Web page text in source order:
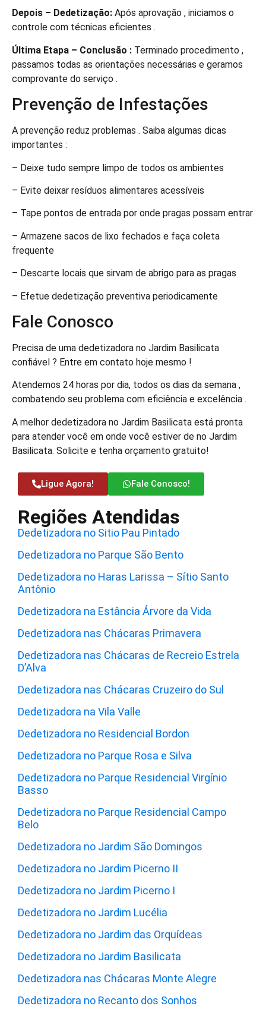
Depois – Dedetização: Após aprovação , iniciamos o
controle com técnicas eficientes .
Última Etapa – Conclusão : Terminado procedimento ,
passamos todas as orientações necessárias e geramos
comprovante do serviço .
Prevenção de Infestações
A prevenção reduz problemas . Saiba algumas dicas
importantes :
– Deixe tudo sempre limpo de todos os ambientes
– Evite deixar resíduos alimentares acessíveis
– Tape pontos de entrada por onde pragas possam entrar
– Armazene sacos de lixo fechados e faça coleta
frequente
– Descarte locais que sirvam de abrigo para as pragas
– Efetue dedetização preventiva periodicamente
Fale Conosco
Precisa de uma dedetizadora no Jardim Basilicata
confiável ? Entre em contato hoje mesmo !
Atendemos 24 horas por dia, todos os dias da semana ,
combatendo seu problema com eficiência e excelência .
A melhor dedetizadora no Jardim Basilicata está pronta
para atender você em onde você estiver de no Jardim
Basilicata. Solicite e tenha orçamento gratuito!
Ligue Agora! Fale Conosco!
Regiões Atendidas
Dedetizadora no Sitio Pau Pintado
Dedetizadora no Parque São Bento
Dedetizadora no Haras Larissa – Sítio Santo
Antônio
Dedetizadora na Estância Árvore da Vida
Dedetizadora nas Chácaras Primavera
Dedetizadora nas Chácaras de Recreio Estrela
D’Alva
Dedetizadora nas Chácaras Cruzeiro do Sul
Dedetizadora na Vila Valle
Dedetizadora no Residencial Bordon
Dedetizadora no Parque Rosa e Silva
Dedetizadora no Parque Residencial Virgínio
Basso
Dedetizadora no Parque Residencial Campo
Belo
Dedetizadora no Jardim São Domingos
Dedetizadora no Jardim Picerno II
Dedetizadora no Jardim Picerno I
Dedetizadora no Jardim Lucélia
Dedetizadora no Jardim das Orquídeas
Dedetizadora no Jardim Basilicata
Dedetizadora nas Chácaras Monte Alegre
Dedetizadora no Recanto dos Sonhos